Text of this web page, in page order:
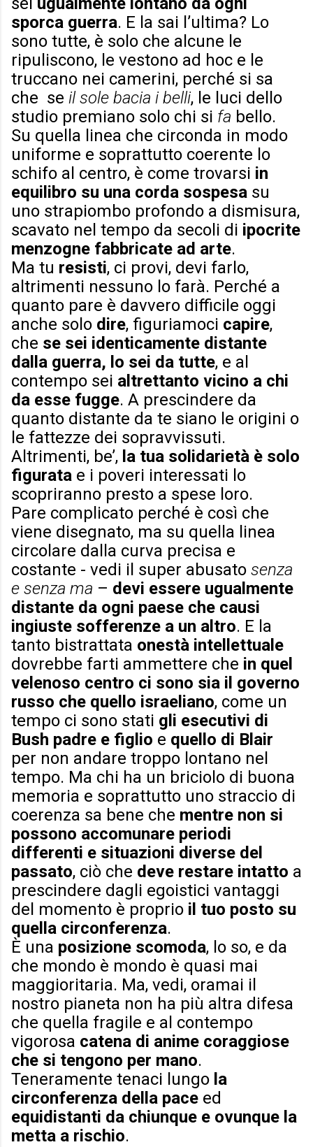
sporca guerra. E la sai l’ultima? Lo
sono tutte, è solo che alcune le
ripuliscono, le vestono ad hoc e le
truccano nei camerini, perché si sa
che se il sole bacia i belli, le luci dello
studio premiano solo chi si fa bello.
Su quella linea che circonda in modo
uniforme e soprattutto coerente lo
schifo al centro, è come trovarsi in
equilibro su una corda sospesa su
uno strapiombo profondo a dismisura,
scavato nel tempo da secoli di ipocrite
menzogne fabbricate ad arte.
Ma tu resisti, ci provi, devi farlo,
altrimenti nessuno lo farà. Perché a
quanto pare è davvero difficile oggi
anche solo dire, figuriamoci capire,
che se sei identicamente distante
dalla guerra, lo sei da tutte, e al
contempo sei altrettanto vicino a chi
da esse fugge. A prescindere da
quanto distante da te siano le origini o
le fattezze dei sopravvissuti.
Altrimenti, be’, la tua solidarietà è solo
figurata e i poveri interessati lo
scopriranno presto a spese loro.
Pare complicato perché è così che
viene disegnato, ma su quella linea
circolare dalla curva precisa e
costante - vedi il super abusato senza
e senza ma – devi essere ugualmente
distante da ogni paese che causi
ingiuste sofferenze a un altro. E la
tanto bistrattata onestà intellettuale
dovrebbe farti ammettere che in quel
velenoso centro ci sono sia il governo
russo che quello israeliano, come un
tempo ci sono stati gli esecutivi di
Bush padre e figlio e quello di Blair
per non andare troppo lontano nel
tempo. Ma chi ha un briciolo di buona
memoria e soprattutto uno straccio di
coerenza sa bene che mentre non si
possono accomunare periodi
differenti e situazioni diverse del
passato, ciò che deve restare intatto a
prescindere dagli egoistici vantaggi
del momento è proprio il tuo posto su
quella circonferenza.
È una posizione scomoda, lo so, e da
che mondo è mondo è quasi mai
maggioritaria. Ma, vedi, oramai il
nostro pianeta non ha più altra difesa
che quella fragile e al contempo
vigorosa catena di anime coraggiose
che si tengono per mano.
Teneramente tenaci lungo la
circonferenza della pace ed
equidistanti da chiunque e ovunque la
metta a rischio.